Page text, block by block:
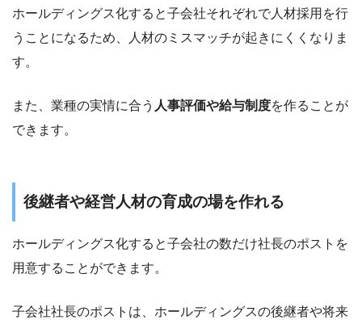
ホールディングス化すると子会社それぞれで人材採用を行
うことになるため、人材のミスマッチが起きにくくなりま
す。
また、業種の実情に合う 人事評価や給与制度を作ることが
できます。
後継者や経営人材の育成の場を作れる
ホールディングス化すると子会社の数だけ社長のポストを
用意することができます。
子会社社長のポストは、ホールディングスの後継者や将来